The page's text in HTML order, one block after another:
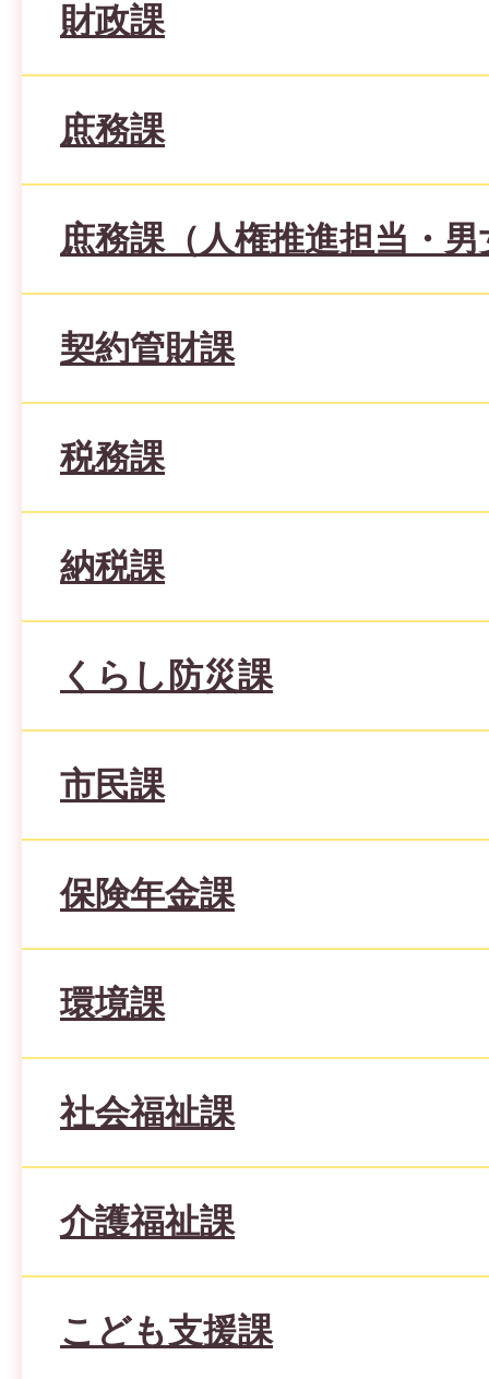
財政課
庶務課
庶務課（人権推進担当・
契約管財課
税務課
納税課
くらし防災課
市民課
保険年金課
環境課
社会福祉課
介護福祉課
こども支援課